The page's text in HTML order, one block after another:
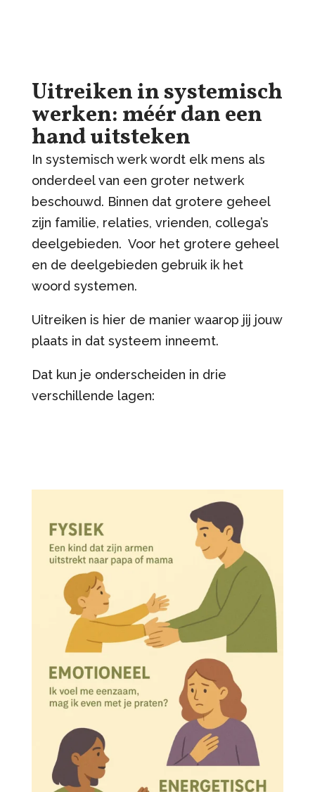
Uitreiken in systemisch
werken: méér dan een
hand uitsteken
In systemisch werk wordt elk mens als
onderdeel van een groter netwerk
beschouwd. Binnen dat grotere geheel
zijn familie, relaties, vrienden, collega’s
deelgebieden. Voor het grotere geheel
en de deelgebieden gebruik ik het
woord systemen.
Uitreiken is hier de manier waarop jij jouw
plaats in dat systeem inneemt.
Dat kun je onderscheiden in drie
verschillende lagen: